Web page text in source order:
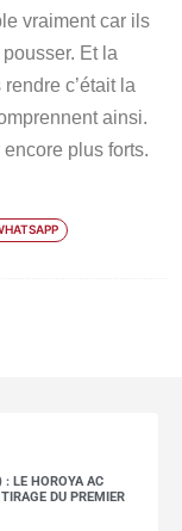
vraiment car ils
Et la
c’était la
ainsi.
plus forts.
LE HOROYA AC
DU PREMIER